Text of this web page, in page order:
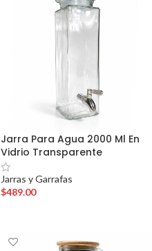
Jarra Para Agua 2000 Ml En
Vidrio Transparente
Jarras y Garrafas
$489.00